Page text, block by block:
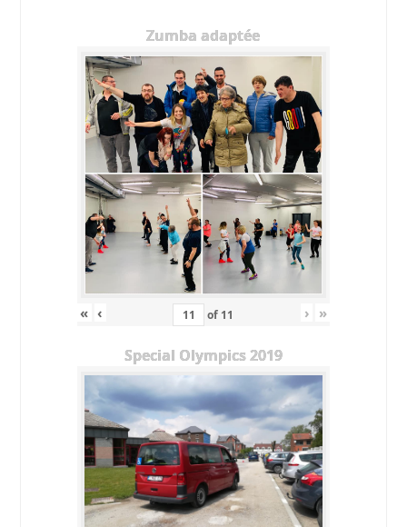
Zumba adaptée
« ‹ of 11 › »
Special Olympics 2019